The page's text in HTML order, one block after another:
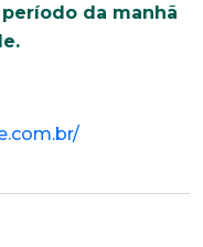
da manhã